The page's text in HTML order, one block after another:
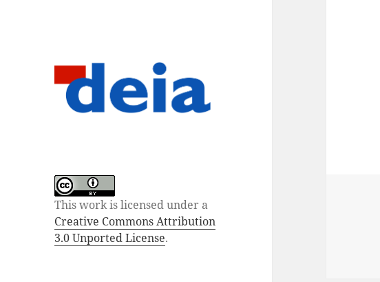
This work is licensed under a
Creative Commons Attribution
3.0 Unported License.